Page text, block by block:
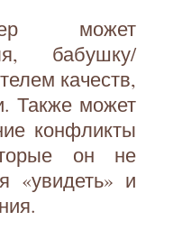
может
бабушку/
качеств,
Также может
конфликты
он не
«увидеть» и